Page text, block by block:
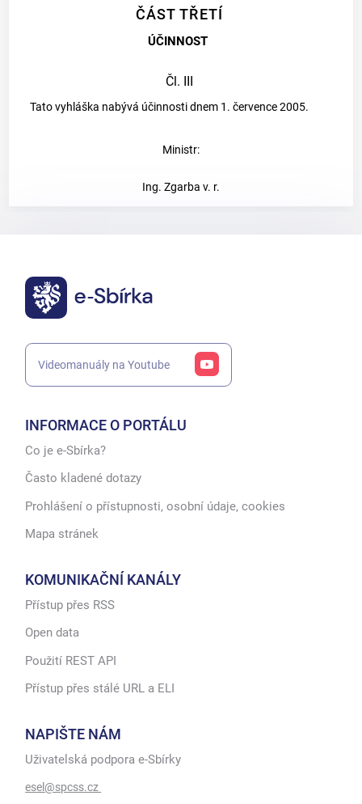
ČÁST TŘETÍ
ÚČINNOST
Čl. III
Tato vyhláška nabývá účinnosti dnem 1. července 2005.
Ministr:
Ing. Zgarba v. r.
Videomanuály na Youtube
INFORMACE O PORTÁLU
Co je e-Sbírka?
Často kladené dotazy
Prohlášení o přístupnosti, osobní údaje, cookies
Mapa stránek
KOMUNIKAČNÍ KANÁLY
Přístup přes RSS
Open data
Použití REST API
Přístup přes stálé URL a ELI
NAPIŠTE NÁM
Uživatelská podpora e-Sbírky
esel@spcss.cz